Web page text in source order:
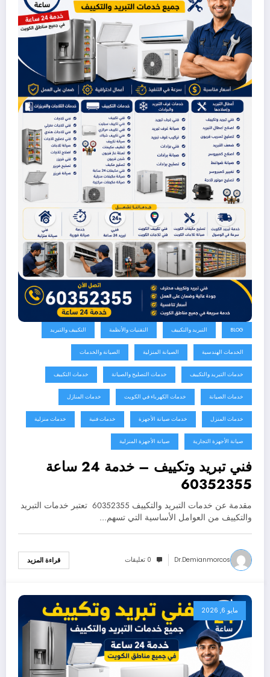
BLOG التبريد والتكييف التقنيات والأنظمة التكييف والتبريد
الخدمات الهندسية الصيانة المنزلية الصيانة والخدمات
خدمات التبريد والتكييف خدمات التصليح والصيانة خدمات التكييف
خدمات الصيانة خدمات الكهرباء في الكويت خدمات المنازل
خدمات المنزل خدمات صيانة الأجهزة خدمات فنية خدمات منزلية
صيانة الأجهزة التجارية صيانة الأجهزة المنزلية
فني تبريد وتكييف – خدمة 24 ساعة
60352355
مقدمة عن خدمات التبريد والتكييف 60352355 تعتبر خدمات التبريد
والتكييف من العوامل الأساسية التي تسهم…
Dr.demianmorcos 0 تعليقات قراءة المزيد
مايو 6, 2026